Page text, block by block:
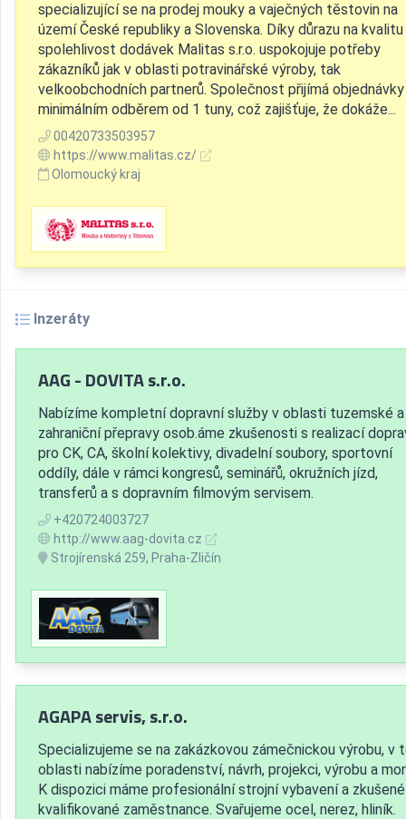
specializující se na prodej mouky a vaječných těstovin na
území České republiky a Slovenska. Díky důrazu na kvalitu
spolehlivost dodávek Malitas s.r.o. uspokojuje potřeby
zákazníků jak v oblasti potravinářské výroby, tak
velkoobchodních partnerů. Společnost přijímá
minimálním odběrem od 1 tuny, což zajišťuje, že dokáže...
00420733503957
https://www.malitas.cz/
Olomoucký kraj
Inzeráty
AAG - DOVITA s.r.o.
Nabízíme kompletní dopravní služby v oblasti tuzemské a
zahraniční přepravy osob.áme zkušenosti s realizací
pro CK, CA, školní kolektivy, divadelní soubory, sportovní
oddíly, dále v rámci kongresů, seminářů, okružních jízd,
transferů a s dopravním filmovým servisem.
+420724003727
http://www.aag-dovita.cz
Strojírenská 259, Praha-Zličín
AGAPA servis, s.r.o.
Specializujeme se na zakázkovou zámečnickou výrobu, v
oblasti nabízíme poradenství, návrh, projekci, výrobu a
K dispozici máme profesionální strojní vybavení a
kvalifikované zaměstnance. Svařujeme ocel, nerez, hliník.